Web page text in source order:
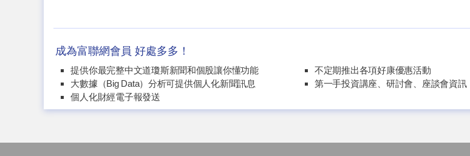
成為富聯網會員 好處多多！
提供你最完整中文道瓊斯新聞和個股讓你懂功能
大數據（Big Data）分析可提供個人化新聞訊息
個人化財經電子報發送
不定期推出各項好康優惠活動
第一手投資講座、研討會、座談會資訊